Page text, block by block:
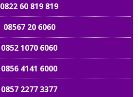
0822 60 819 819
08567 20 6060
0852 1070 6060
0856 4141 6000
0857 2277 3377